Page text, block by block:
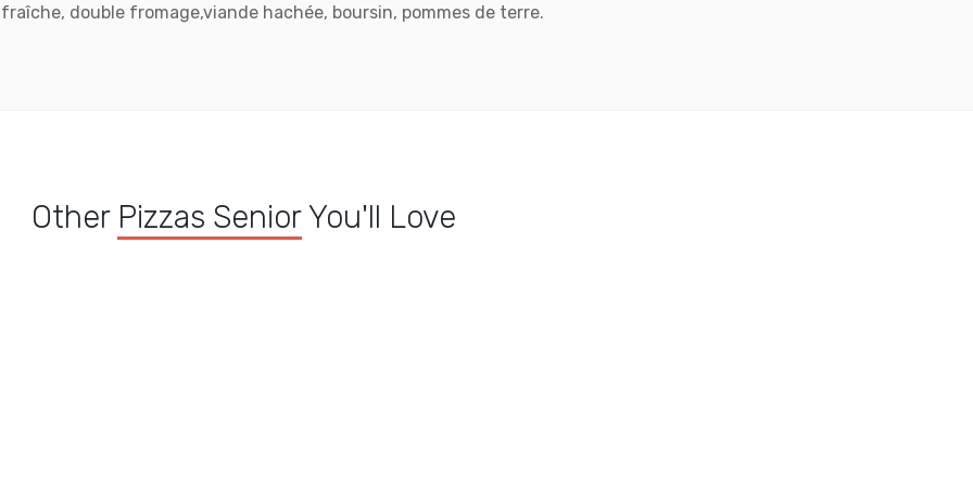
double fromage,viande hachée, boursin, pommes de terre.
Other Pizzas SeniorYou'll Love